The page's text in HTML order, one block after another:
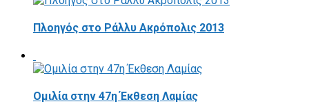
Πλοηγός στο Ράλλυ Ακρόπολις 2013
Ομιλία στην 47η Έκθεση Λαμίας